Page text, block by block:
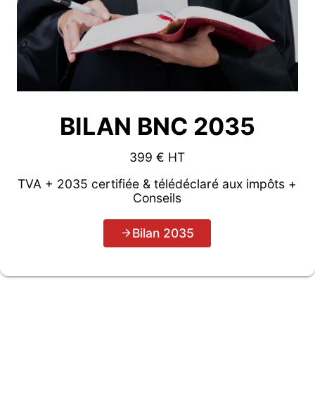
BILAN BNC 2035
399 € HT
TVA + 2035 certifiée & télédéclaré aux impôts +
Conseils
Bilan 2035